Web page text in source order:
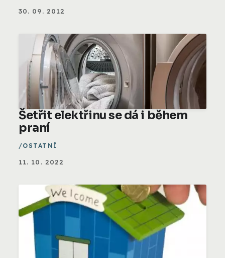
30. 09. 2012
Šetřit elektřinu se dá i během
praní
OSTATNÍ
11. 10. 2022